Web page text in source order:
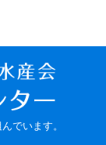
でいます。